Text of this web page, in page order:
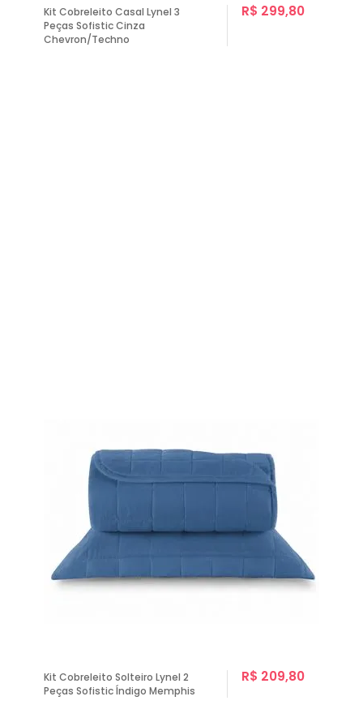
Kit Cobreleito Casal Lynel 3
Peças Sofistic Cinza
Chevron/Techno
R$ 299,80
Kit Cobreleito Solteiro Lynel 2
Peças Sofistic Índigo Memphis
R$ 209,80